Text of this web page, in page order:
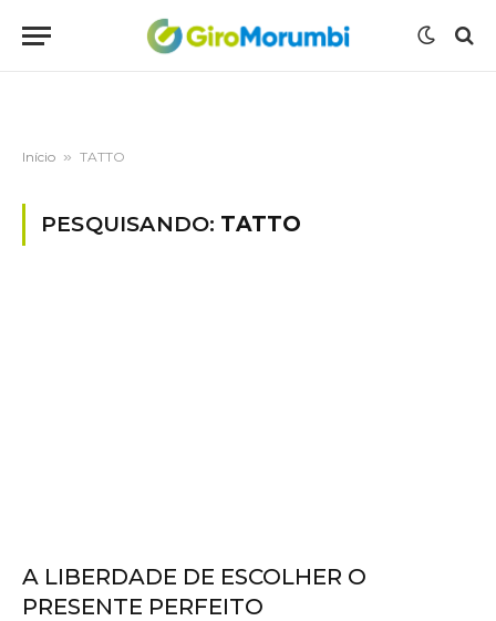
Início » TATTO
PESQUISANDO: TATTO
A LIBERDADE DE ESCOLHER O
PRESENTE PERFEITO